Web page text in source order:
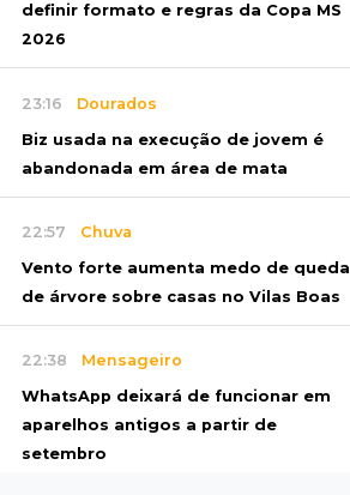
definir formato e regras da Copa MS
2026
23:16 Dourados
Biz usada na execução de jovem é
abandonada em área de mata
22:57 Chuva
Vento forte aumenta medo de queda
de árvore sobre casas no Vilas Boas
22:38 Mensageiro
WhatsApp deixará de funcionar em
aparelhos antigos a partir de
setembro